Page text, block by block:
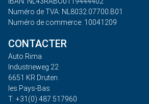
Numéro de TVA: NL8032.07700.B01
Numéro de commerce: 10041209
CONTACTER
Auto Rima
Industrieweg 22
6651 KR Druten
les Pays-Bas
T: +31(0) 487 517960